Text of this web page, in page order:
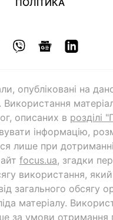
ПОЛІТИКА
опубліковані на
описаних в розділі
інформацію,
лише при
focus.ua, згадки
використання,
загального обсягу
матеріалу.
за умови отримання